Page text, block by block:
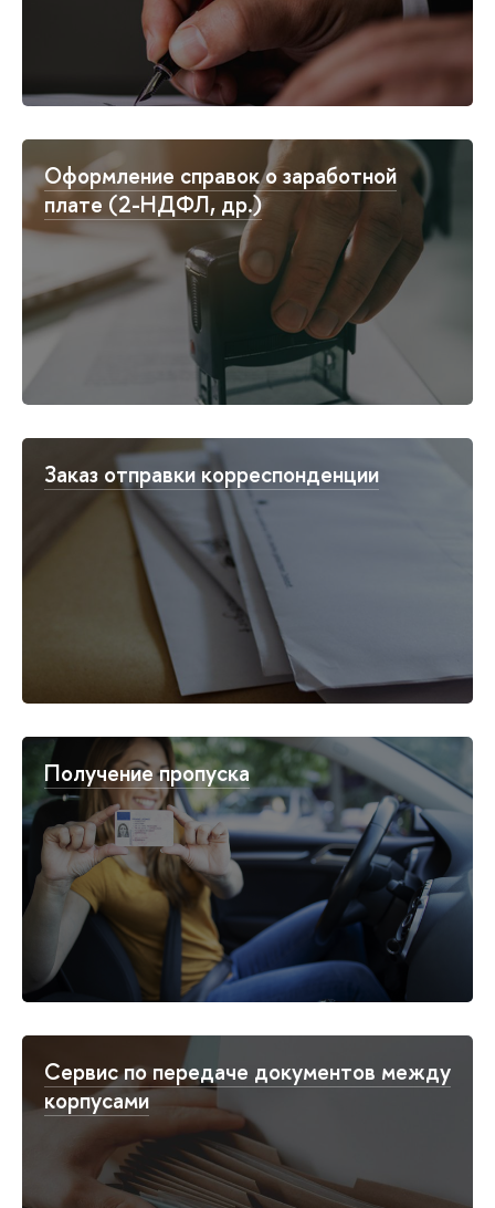
Оформление справок о заработной
плате (2-НДФЛ, др.)
Заказ отправки корреспонденции
Получение пропуска
Сервис по передаче документов между
корпусами